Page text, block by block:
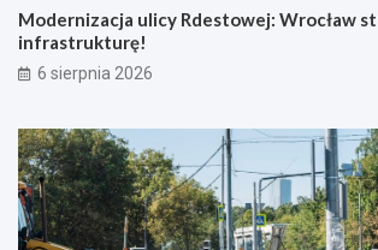
Modernizacja ulicy Rdestowej: Wrocław
infrastrukturę!
6 sierpnia 2026